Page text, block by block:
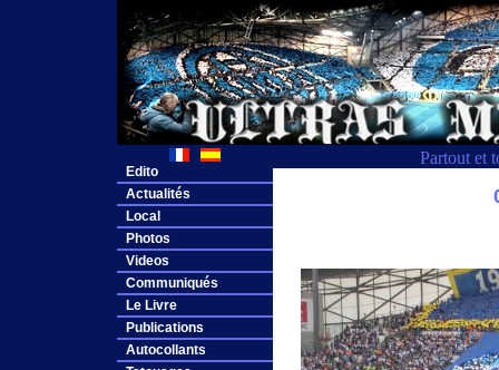
Partout et
Edito
Actualités
Local
Photos
Videos
Communiqués
Le Livre
Publications
Autocollants